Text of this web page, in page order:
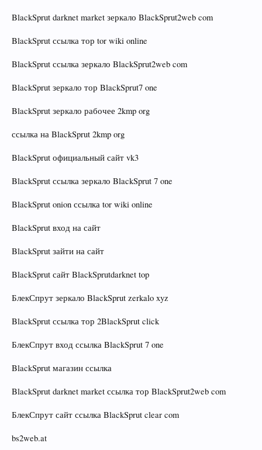
BlackSprut darknet market зеркало BlackSprut2web com
BlackSprut ссылка тор tor wiki online
BlackSprut ссылка зеркало BlackSprut2web com
BlackSprut зеркало тор BlackSprut7 one
BlackSprut зеркало рабочее 2kmp org
ссылка на BlackSprut 2kmp org
BlackSprut официальный сайт vk3
BlackSprut ссылка зеркало BlackSprut 7 one
BlackSprut onion ссылка tor wiki online
BlackSprut вход на сайт
BlackSprut зайти на сайт
BlackSprut сайт BlackSprutdarknet top
БлекСпрут зеркало BlackSprut zerkalo xyz
BlackSprut ссылка тор 2BlackSprut click
БлекСпрут вход ссылка BlackSprut 7 one
BlackSprut магазин ссылка
BlackSprut darknet market ссылка тор BlackSprut2web com
БлекСпрут сайт ссылка BlackSprut clear com
bs2web.at